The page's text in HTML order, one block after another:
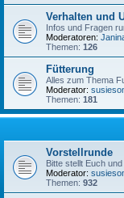
Verhalten und
Infos und Fragen
Moderatoren:
Themen: 126
Fütterung
Alles zum Thema
Moderator:
Themen: 181
Vorstellrunde
Bitte stellt Euch
Moderator:
Themen: 932